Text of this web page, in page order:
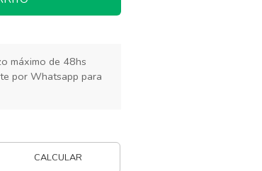
máximo de 48hs
por Whatsapp para
CALCULAR